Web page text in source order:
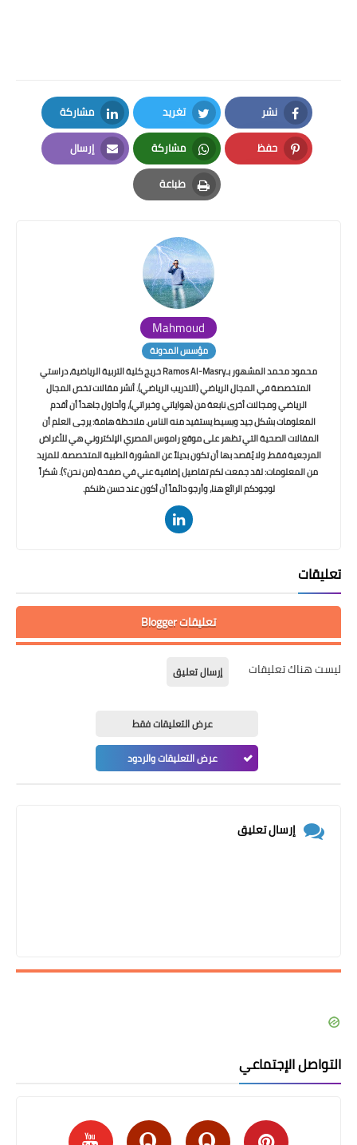
نشر
Facebook
تغريد
Twitter
مشاركة
LinkedIn
حفظ
Pinterest
مشاركة
Whatsapp
إرسال
Email
طباعة
Print
Mahmoud
مؤسس المدونة
محمود محمد المشهور بـRamos Al-Masry خريج كلية التربية الرياضية، دراستي
المتخصصة في المجال الرياضي (التدريب الرياضي). أنشر مقالات تخص المجال
الرياضي ومجالات أخرى نابعة من (هواياتي وخبراتي)، وأحاول جاهداً أن أقدم
المعلومات بشكل جيد وبسيط يستفيد منه الناس. ملاحظة هامة: يرجى العلم أن
المقالات الصحية التي تظهر على موقع راموس المصري الإلكتروني هي للأغراض
المرجعية فقط، ولا يُقصد بها أن تكون بديلاً عن المشورة الطبية المتخصصة. للمزيد
من المعلومات: لقد جمعت لكم تفاصيل إضافية عني في صفحة (من نحن؟). شكراً
لوجودكم الرائع هنا، وأرجو دائماً أن أكون عند حسن ظنكم.
تعليقات
تعليقات Blogger
ليست هناك تعليقات إرسال تعليق
عرض التعليقات فقط
عرض التعليقات والردود
إرسال تعليق
التواصل الإجتماعي